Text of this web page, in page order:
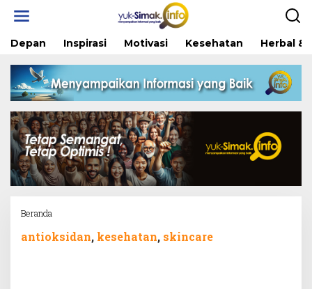
Depan Inspirasi Motivasi Kesehatan Herbal &
Beranda
antioksidan, kesehatan, skincare